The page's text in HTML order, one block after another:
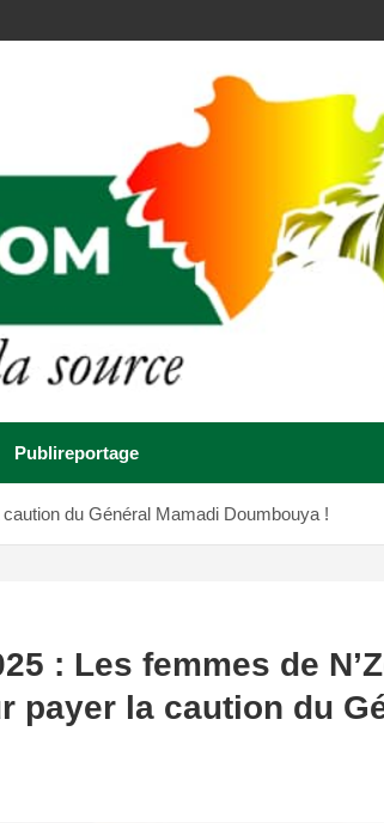
Publireportage
du Général Mamadi Doumbouya !
: Les femmes de
payer la caution du